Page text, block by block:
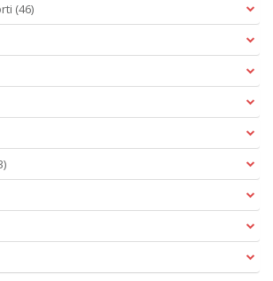
(46)